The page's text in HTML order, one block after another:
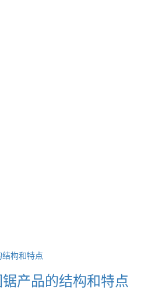
产品的结构和特点